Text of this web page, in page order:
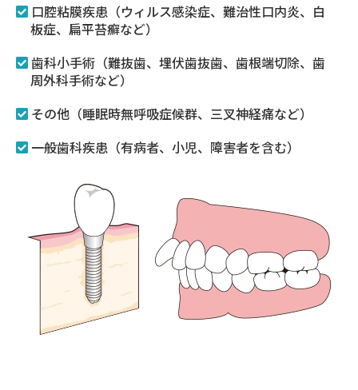
口腔粘膜疾患（ウィルス感染症、難治性口内炎、白
板症、扁平苔癬など）
歯科小手術（難抜歯、埋伏歯抜歯、歯根端切除、歯
周外科手術など）
その他（睡眠時無呼吸症候群、三叉神経痛など）
一般歯科疾患（有病者、小児、障害者を含む）